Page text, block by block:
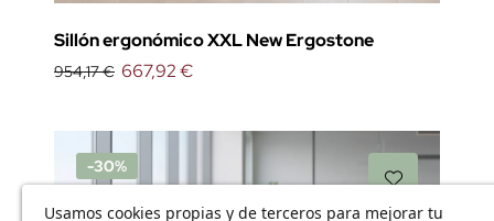
Sillón ergonómico XXL New Ergostone
954,17 € 667,92 €
-30%
Usamos cookies propias y de terceros para mejorar tu